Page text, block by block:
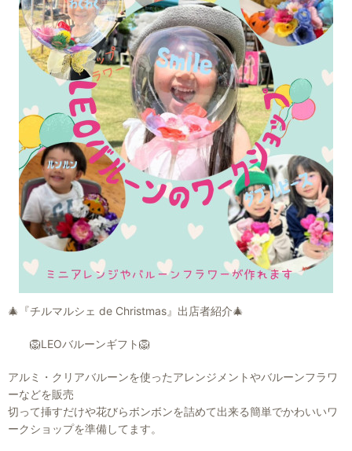
🎄『チルマルシェ de Christmas』出店者紹介🎄
🦁LEOバルーンギフト🦁
アルミ・クリアバルーンを使ったアレンジメントやバルーンフラワ
ーなどを販売
切って挿すだけや花びらボンボンを詰めて出来る簡単でかわいいワ
ークショップを準備してます。